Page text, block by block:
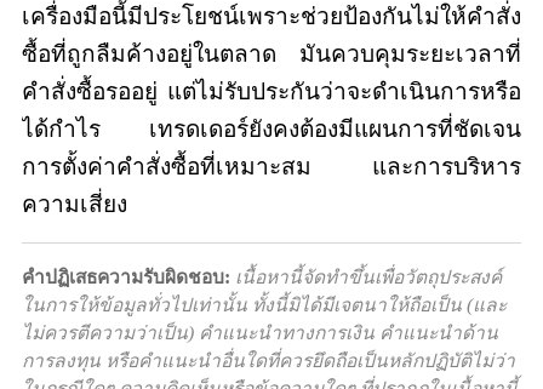
เครื่องมือนี้มีประโยชน์เพราะช่วยป้องกันไม่ให้คำสั่ง
ซื้อที่ถูกลืมค้างอยู่ในตลาด มันควบคุมระยะเวลาที่
คำสั่งซื้อรออยู่ แต่ไม่รับประกันว่าจะดำเนินการหรือ
ได้กำไร เทรดเดอร์ยังคงต้องมีแผนการที่ชัดเจน
การตั้งค่าคำสั่งซื้อที่เหมาะสม และการบริหาร
ความเสี่ยง
คำปฏิเสธความรับผิดชอบ: เนื้อหานี้จัดทำขึ้นเพื่อวัตถุประสงค์
ในการให้ข้อมูลทั่วไปเท่านั้น ทั้งนี้มิได้มีเจตนาให้ถือเป็น (และ
ไม่ควรตีความว่าเป็น) คำแนะนำทางการเงิน คำแนะนำด้าน
การลงทุน หรือคำแนะนำอื่นใดที่ควรยึดถือเป็นหลักปฏิบัติไม่ว่า